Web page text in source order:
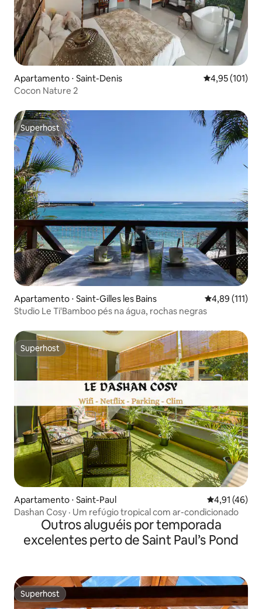
Apartamento ⋅ Saint-Denis 4,95 de uma
4,95 (101)
Cocon Nature 2
Superhost
Superhost
Apartamento ⋅ Saint-Gilles les Bains 4,89 de uma
4,89 (111)
Studio Le Ti'Bamboo pés na água, rochas negras
Superhost
Superhost
Apartamento ⋅ Saint-Paul 4,91 de uma
4,91 (46)
Dashan Cosy · Um refúgio tropical com ar-condicionado
Outros aluguéis por temporada
excelentes perto de Saint Paul’s Pond
Superhost
Superhost